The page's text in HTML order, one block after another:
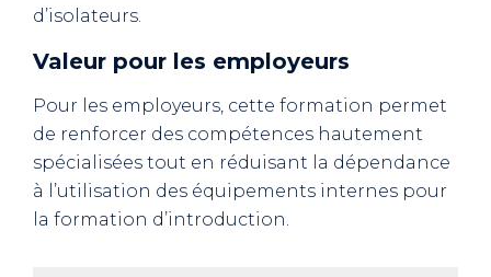
d’isolateurs.
Valeur pour les employeurs
Pour les employeurs, cette formation permet
de renforcer des compétences hautement
spécialisées tout en réduisant la dépendance
à l’utilisation des équipements internes pour
la formation d’introduction.